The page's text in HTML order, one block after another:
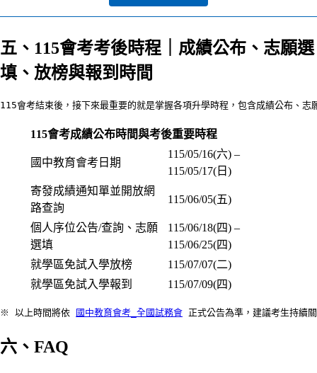
五、115會考考後時程｜成績公布、志願選
填、放榜與報到時間
115會考結束後，接下來最重要的就是掌握各項升學時程，包含成績公布、
115會考成績公布時間與考後重要時程
國中教育會考日期
115/05/16(六) –
115/05/17(日)
寄發成績通知單並開放網
路查詢
115/06/05(五)
個人序位公告/查詢、志願
選填
115/06/18(四) –
115/06/25(四)
就學區免試入學放榜
115/07/07(二)
就學區免試入學報到
115/07/09(四)
※ 以上時間將依 國中教育會考_全國試務會 正式公告為準，建議考生持續
六、FAQ